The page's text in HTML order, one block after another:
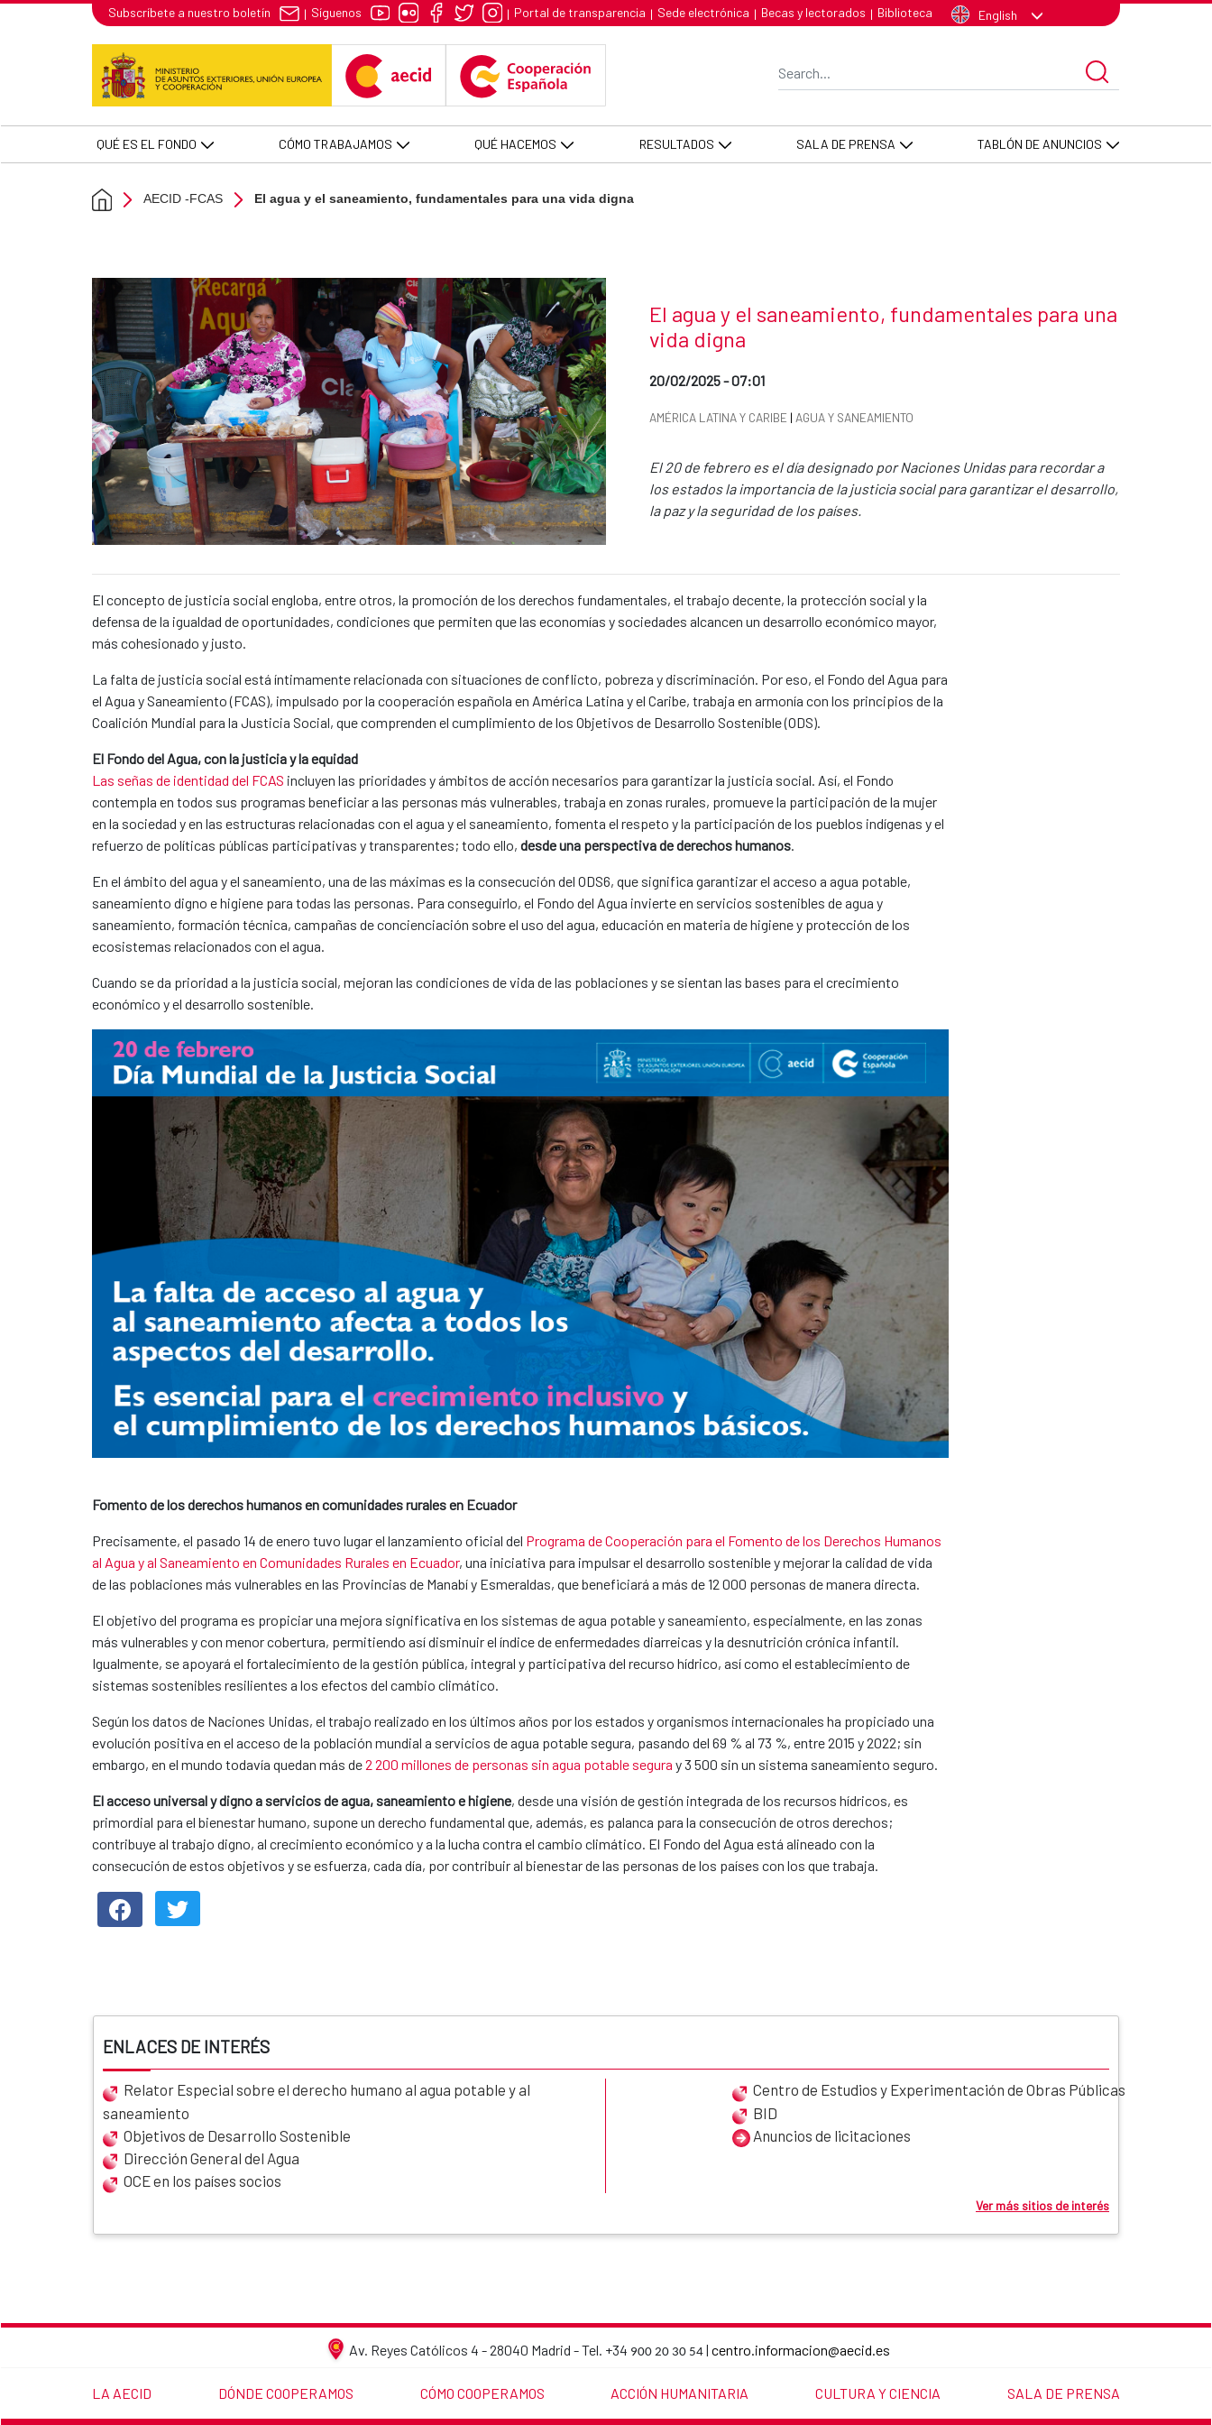
Skip to Main Content
El agua y el saneamiento, fundamentales para una vida digna - AECID -FCAS
Subscríbete a nuestro boletín | Síguenos | Portal de transparencia | Sede electrónica | Becas y lectorados | Biblioteca English
QUÉ ES EL FONDO CÓMO TRABAJAMOS QUÉ HACEMOS RESULTADOS SALA DE PRENSA TABLÓN DE ANUNCIOS
AECID -FCAS El agua y el saneamiento, fundamentales para una vida digna
News title
El agua y el saneamiento, fundamentales para una
vida digna
Date of publication of the news item
20/02/2025 - 07:01
News categories
AMÉRICA LATINA Y CARIBE | AGUA Y SANEAMIENTO
El 20 de febrero es el día designado por Naciones Unidas para recordar a
los estados la importancia de la justicia social para garantizar el desarrollo,
la paz y la seguridad de los países.
News content
El concepto de justicia social engloba, entre otros, la promoción de los derechos fundamentales, el trabajo decente, la protección social y la
defensa de la igualdad de oportunidades, condiciones que permiten que las economías y sociedades alcancen un desarrollo económico mayor,
más cohesionado y justo.
La falta de justicia social está íntimamente relacionada con situaciones de conflicto, pobreza y discriminación. Por eso, el Fondo del Agua para
el Agua y Saneamiento (FCAS), impulsado por la cooperación española en América Latina y el Caribe, trabaja en armonía con los principios de la
Coalición Mundial para la Justicia Social, que comprenden el cumplimiento de los Objetivos de Desarrollo Sostenible (ODS).
El Fondo del Agua, con la justicia y la equidad
Las señas de identidad del FCAS incluyen las prioridades y ámbitos de acción necesarios para garantizar la justicia social. Así, el Fondo
contempla en todos sus programas beneficiar a las personas más vulnerables, trabaja en zonas rurales, promueve la participación de la mujer
en la sociedad y en las estructuras relacionadas con el agua y el saneamiento, fomenta el respeto y la participación de los pueblos indígenas y el
refuerzo de políticas públicas participativas y transparentes; todo ello, desde una perspectiva de derechos humanos
En el ámbito del agua y el saneamiento, una de las máximas es la consecución del ODS6, que significa garantizar el acceso a agua potable,
saneamiento digno e higiene para todas las personas. Para conseguirlo, el Fondo del Agua invierte en servicios sostenibles de agua y
saneamiento, formación técnica, campañas de concienciación sobre el uso del agua, educación en materia de higiene y protección de los
ecosistemas relacionados con el agua.
Cuando se da prioridad a la justicia social, mejoran las condiciones de vida de las poblaciones y se sientan las bases para el crecimiento
económico y el desarrollo sostenible.
Fomento de los derechos humanos en comunidades rurales en Ecuador
Precisamente, el pasado 14 de enero tuvo lugar el lanzamiento oficial del Programa de Cooperación para el Fomento de los Derechos Humanos
al Agua y al Saneamiento en Comunidades Rurales en Ecuador, una iniciativa para impulsar el desarrollo sostenible y mejorar la calidad de vida
de las poblaciones más vulnerables en las Provincias de Manabí y Esmeraldas, que beneficiará a más de 12 000 personas de manera directa.
El objetivo del programa es propiciar una mejora significativa en los sistemas de agua potable y saneamiento, especialmente, en las zonas
más vulnerables y con menor cobertura, permitiendo así disminuir el índice de enfermedades diarreicas y la desnutrición crónica infantil.
Igualmente, se apoyará el fortalecimiento de la gestión pública, integral y participativa del recurso hídrico, así como el establecimiento de
sistemas sostenibles resilientes a los efectos del cambio climático.
Según los datos de Naciones Unidas, el trabajo realizado en los últimos años por los estados y organismos internacionales ha propiciado una
evolución positiva en el acceso de la población mundial a servicios de agua potable segura, pasando del 69 % al 73 %, entre 2015 y 2022; sin
embargo, en el mundo todavía quedan más de2 200 millones de personas sin agua potable segura y 3 500 sin un sistema saneamiento seguro.
El acceso universal y digno a servicios de agua, saneamiento e higiene, desde una visión de gestión integrada de los recursos hídricos, es
primordial para el bienestar humano, supone un derecho fundamental que, además, es palanca para la consecución de otros derechos;
contribuye al trabajo digno, al crecimiento económico y a la lucha contra el cambio climático. El Fondo del Agua está alineado con la
consecución de estos objetivos y se esfuerza, cada día, por contribuir al bienestar de las personas de los países con los que trabaja.
ENLACES DE INTERÉS
Relator Especial sobre el derecho humano al agua potable y al
saneamiento
Objetivos de Desarrollo Sostenible
Dirección General del Agua
Centro de Estudios y Experimentación de Obras Públicas
BID
Anuncios de licitaciones
OCE en los países socios
Ver más sitios de interés
Av. Reyes Católicos 4 - 28040 Madrid - Tel. +34 900 20 30 54| centro.informacion@aecid.es
AECID contact details
LINK TO THE WEBSITE:
LA AECID LINK TO THE WEBSITE:
DÓNDE COOPERAMOS LINK TO THE WEBSITE:
CÓMO COOPERAMOS LINK TO THE WEBSITE:
ACCIÓN HUMANITARIA LINK TO THE WEBSITE:
CULTURA Y CIENCIA LINK TO THE WEBSITE:
SALA DE PRENSA